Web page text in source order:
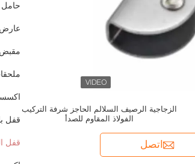
حامل
عارض
مقبض
قفل
قفل
الزجاجية الرصيف السلالم الحاجز شرفة التركيب
الفولاذ المقاوم للصدأ
اتصل